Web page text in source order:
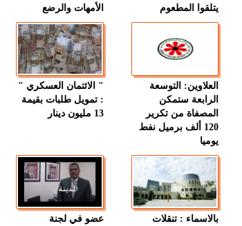
يتلقوا المطعوم
الأمهات والرضع
العلاوين: التوسعة
الرابعة ستمكن
المصفاة من تكرير
120 ألف برميل نفط
يوميا
" الائتمان العسكري "
: تمويل طلبات بقيمة
13 مليون دينار
بالاسماء : تنقلات
عضو في لجنة